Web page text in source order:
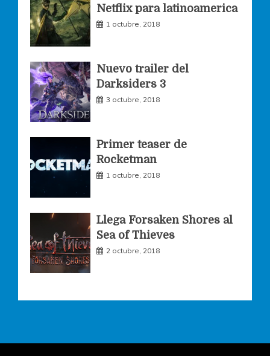
o
m
r
Netflix para latinoamerica
1 octubre, 2018
Nuevo trailer del
Darksiders 3
3 octubre, 2018
Primer teaser de
Rocketman
1 octubre, 2018
Llega Forsaken Shores al
Sea of Thieves
2 octubre, 2018